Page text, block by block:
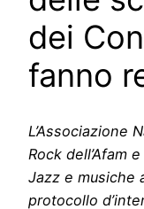
dei
fanno
L’Associazione
Rock dell’Afam
Jazz e musiche
protocollo